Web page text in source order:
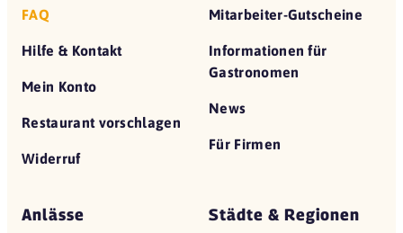
FAQ
Hilfe & Kontakt
Mein Konto
Restaurant vorschlagen
Widerruf
Mitarbeiter-Gutscheine
Informationen für
Gastronomen
News
Für Firmen
Anlässe Städte & Regionen